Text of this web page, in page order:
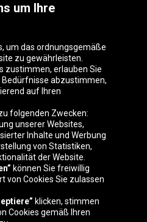
Deutschland Éire
Italia Magyarország
um Ihre
um das ordnungsgemäße
zu gewährleisten.
zustimmen, erlauben Sie
Bedürfnisse abzustimmen,
auf Ihren
folgenden Zwecken:
unserer Websites,
Inhalte und Werbung
von Statistiken,
der Website.
können Sie freiwillig
von Cookies Sie zulassen
klicken, stimmen
Cookies gemäß Ihren